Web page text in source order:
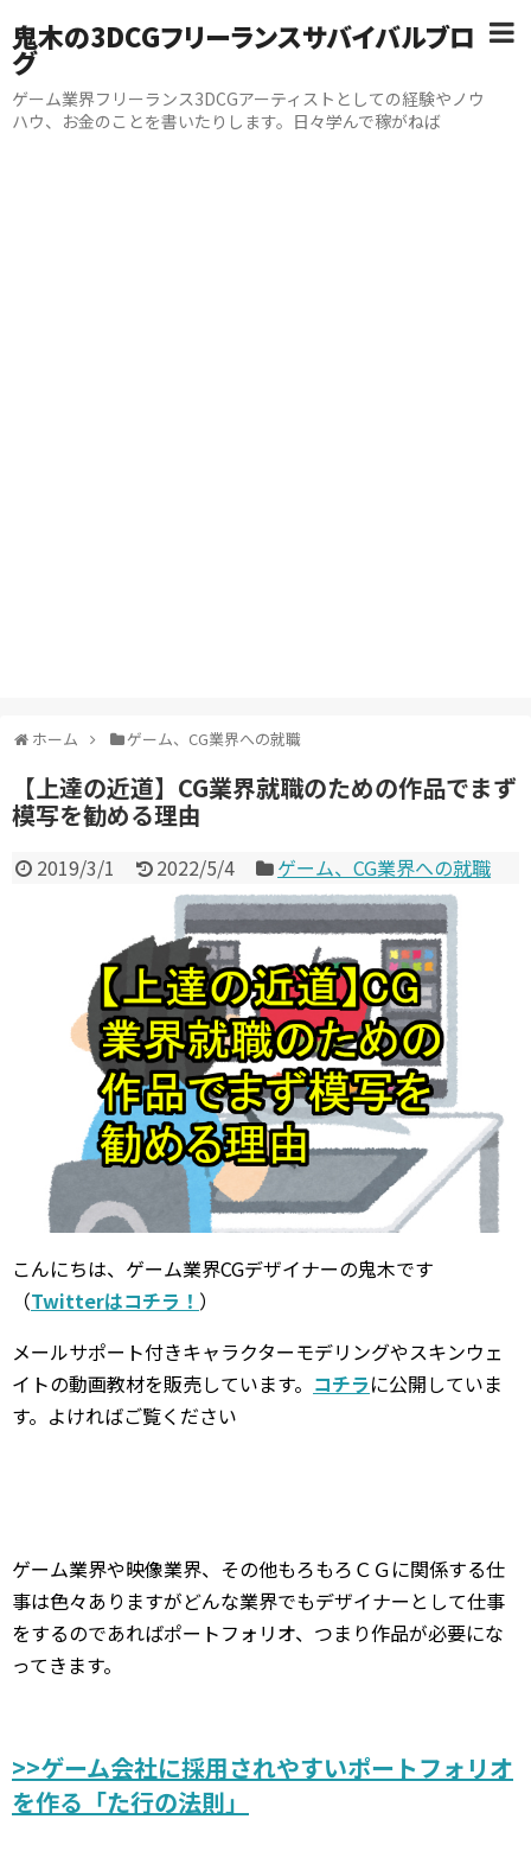
鬼木の3DCGフリーランスサバイバルブロ
グ
ゲーム業界フリーランス3DCGアーティストとしての経験やノウ
ハウ、お金のことを書いたりします。日々学んで稼がねば
ホーム ゲーム、CG業界への就職
【上達の近道】CG業界就職のための作品でまず
模写を勧める理由
2019/3/1 2022/5/4 ゲーム、CG業界への就職
こんにちは、ゲーム業界CGデザイナーの鬼木です
（Twitterはコチラ！ ）
メールサポート付きキャラクターモデリングやスキンウェ
イトの動画教材を販売しています。 コチラに公開していま
す。よければご覧ください
ゲーム業界や映像業界、その他もろもろＣＧに関係する仕
事は色々ありますがどんな業界でもデザイナーとして仕事
をするのであればポートフォリオ、つまり作品が必要にな
ってきます。
>>ゲーム会社に採用されやすいポートフォリオ
を作る「た行の法則」